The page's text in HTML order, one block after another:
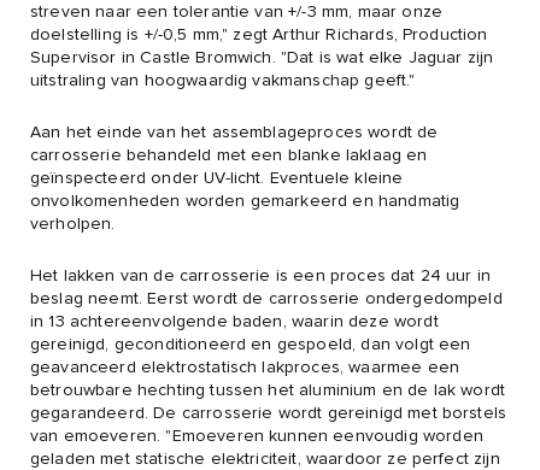
streven naar een tolerantie van +/-3 mm, maar onze
doelstelling is +/-0,5 mm," zegt Arthur Richards, Production
Supervisor in Castle Bromwich. "Dat is wat elke Jaguar zijn
uitstraling van hoogwaardig vakmanschap geeft."
Aan het einde van het assemblageproces wordt de
carrosserie behandeld met een blanke laklaag en
geïnspecteerd onder UV-licht. Eventuele kleine
onvolkomenheden worden gemarkeerd en handmatig
verholpen.
Het lakken van de carrosserie is een proces dat 24 uur in
beslag neemt. Eerst wordt de carrosserie ondergedompeld
in 13 achtereenvolgende baden, waarin deze wordt
gereinigd, geconditioneerd en gespoeld, dan volgt een
geavanceerd elektrostatisch lakproces, waarmee een
betrouwbare hechting tussen het aluminium en de lak wordt
gegarandeerd. De carrosserie wordt gereinigd met borstels
van emoeveren. "Emoeveren kunnen eenvoudig worden
geladen met statische elektriciteit, waardoor ze perfect zijn